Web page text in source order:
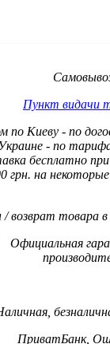
Пункт видачи
по Киеву - по
- по
бесплатно при
грн. на
возврат товара в
Официальная
ПриватБанк,